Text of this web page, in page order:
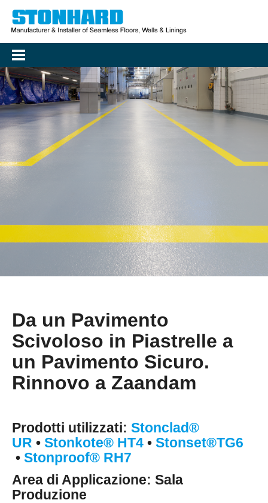
Da un Pavimento
Scivoloso in Piastrelle a
un Pavimento Sicuro.
Rinnovo a Zaandam
Prodotti utilizzati: Stonclad®
UR • Stonkote® HT4 • Stonset®TG6
• Stonproof® RH7
Area di Applicazione: Sala
Produzione